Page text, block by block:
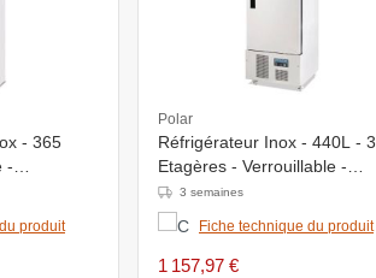
- 365
-
produit
Polar
Réfrigérateur Inox - 440L - 3
Etagères - Verrouillable -
700x680x1950(h)mm
3 semaines
Fiche technique du produit
1 157,97 €